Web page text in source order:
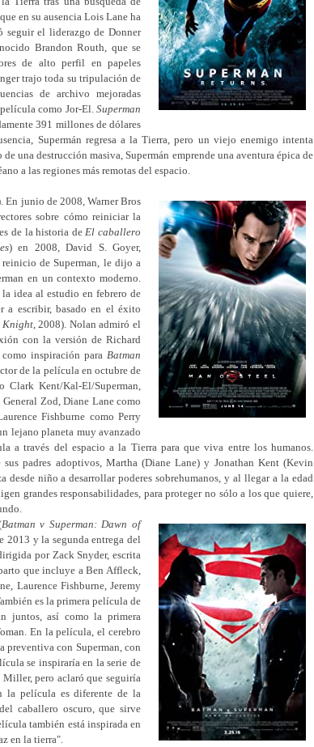
en su ausencia Lois Lane ha
el liderazgo de Donner
Brandon Routh, que se
de alto perfil en papeles
trajo toda su tripulación de
de archivo mejoradas
como Jor-El. Superman
391 millones de dólares
Supermán regresa a la Tierra, pero un viejo enemigo intenta
una destrucción masiva, Supermán emprende una aventura épica de
a las regiones más remotas del espacio.
En junio de 2008, Warner Bros
sobre cómo reiniciar la
de la historia de El caballero
) en 2008, David S. Goyer,
reinicio de Superman, le dijo a
en un contexto moderno.
idea al estudio en febrero de
a escribir, ​basado en el éxito
Knight, 2008). Nolan admiró el
con la versión de Richard
inspiración para Batman
de la película en octubre de
Kent/Kal-El/Superman,
Zod, Diane Lane como
Fishburne como Perry
lejano planeta muy avanzado
a través del espacio a la Tierra para que viva entre los humanos.
padres adoptivos, Martha (Diane Lane) y Jonathan Kent (Kevin
niño a desarrollar poderes sobrehumanos, y al llegar a la edad
grandes responsabilidades, para proteger no sólo a los que quiere,
Batman v Superman: Dawn of
2013 y la segunda entrega del
por Zack Snyder, escrita
que incluye a Ben Affleck,
Laurence Fishburne, Jeremy
es la primera película de
juntos, así como la primera
En la película, el cerebro
con Superman, con
se inspiraría en la serie de
pero aclaró que seguiría
la película es diferente de la
caballero oscuro, que sirve
también está inspirada en
en la tierra".